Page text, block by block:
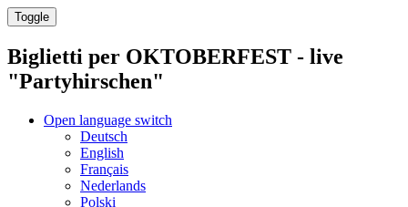
Toggle
Biglietti per OKTOBERFEST - live
"Partyhirschen"
Open language switch
Deutsch
English
Français
Nederlands
Polski